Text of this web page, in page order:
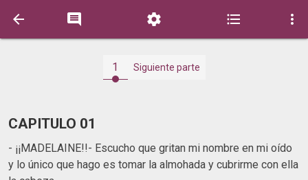
    
1 Siguiente parte
CAPITULO 01
- ¡¡MADELAINE!!- Escucho que gritan mi nombre en mi oído
y lo único que hago es tomar la almohada y cubrirme con ella